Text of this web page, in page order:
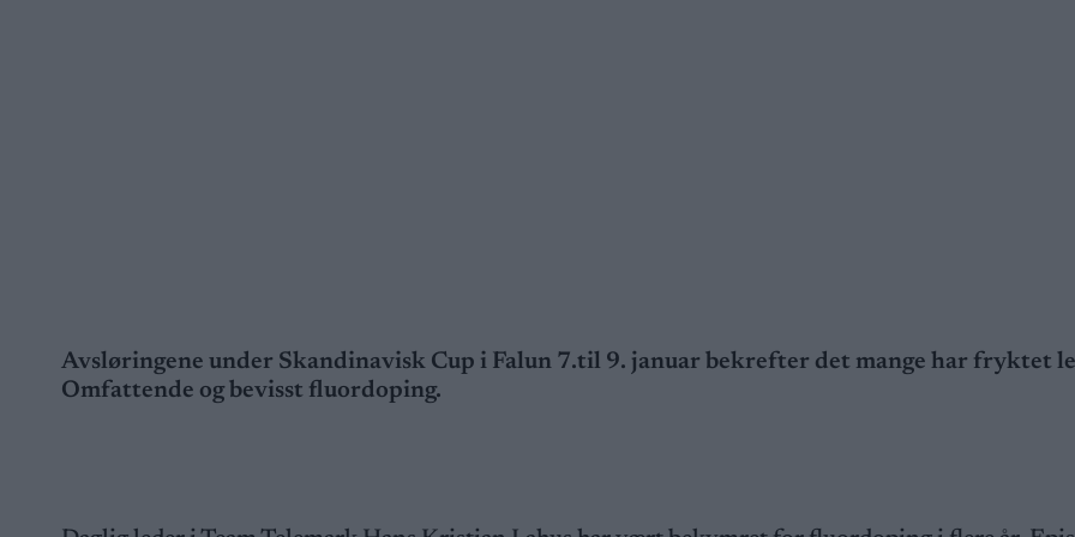
Avsløringene under Skandinavisk Cup i Falun 7.til 9. januar bekrefter det mange har fryktet
Omfattende og bevisst fluordoping.